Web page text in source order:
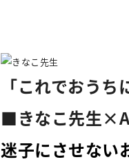
「これでおう
■きなこ先生
迷子にさせない